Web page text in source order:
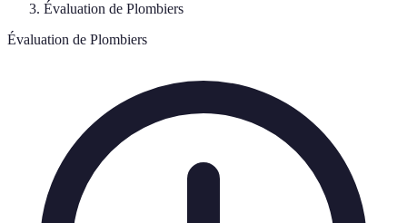
Évaluation de Plombiers
Évaluation de Plombiers